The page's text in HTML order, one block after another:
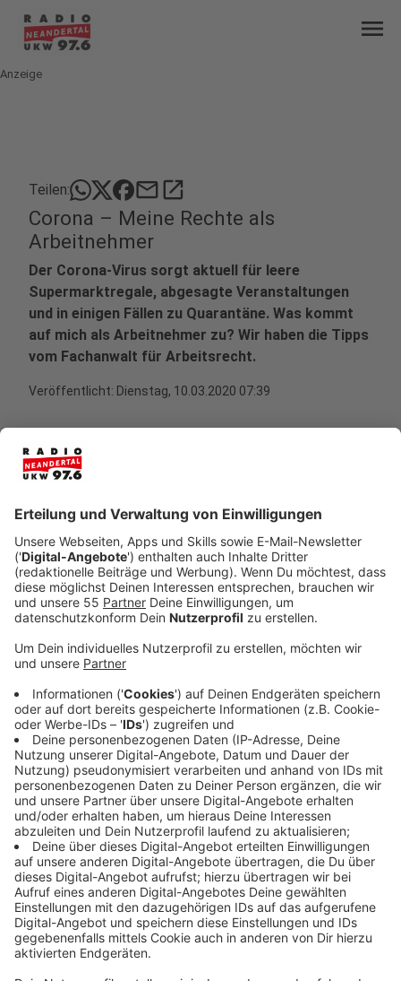
menu
Anzeige
Teilen: mailopen_in_new
Corona – Meine Rechte als
Arbeitnehmer
Der Corona-Virus sorgt aktuell für leere
Supermarktregale, abgesagte Veranstaltungen
und in einigen Fällen zu Quarantäne. Was kommt
auf mich als Arbeitnehmer zu? Wir haben die Tipps
vom Fachanwalt für Arbeitsrecht.
Veröffentlicht: Dienstag, 10.03.2020 07:39
Bekomme ich weiter Gehalt bei einer
Quarantäne?
Anzeige
Ja, sagt Fachanwalt Volker Görzel. Das Geld kommt
erstmal weiter von der Firma. Sie geht damit in
Vorleistung und holt es sich nachher vom Staat wieder.
Anzeige
Die Kita oder Schule ist zu – habe ich
Anrecht auf Freistellung vom Beruf?
Anzeige
Dafür muss man leider Urlaub nehmen, erklärt der
Experte. Das ist das Risiko der Eltern. Der Arbeitgeber
ist da nicht in der Pflicht. Alternativ kann man sich
auch freistellen lassen. Dann hat man aber auch keinen